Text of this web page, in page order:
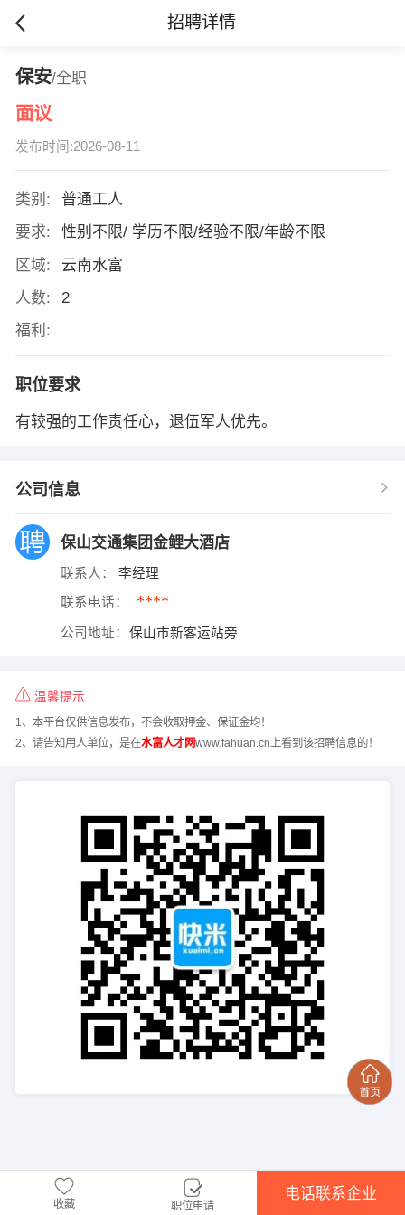
招聘详情
保安/全职
面议
发布时间:2026-08-11
类别:
普通工人
要求:
性别不限/ 学历不限/经验不限/年龄不限
区域:
云南水富
人数:
2
福利:
职位要求
有较强的工作责任心，退伍军人优先。
公司信息
保山交通集团金鲤大酒店
联系人： 李经理
联系电话： ****
公司地址： 保山市新客运站旁
温馨提示
1、本平台仅供信息发布，不会收取押金、保证金均！
2、请告知用人单位，是在水富人才网www.fahuan.cn上看到该招聘信息的！
收藏 职位申请
电话联系企业